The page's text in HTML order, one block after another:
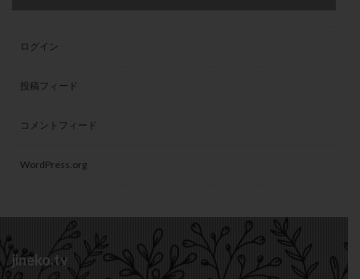
ログイン
投稿フィード
コメントフィード
WordPress.org
jineko.tv